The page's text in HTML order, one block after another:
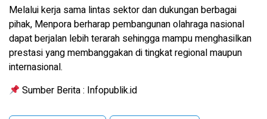
Melalui kerja sama lintas sektor dan dukungan berbagai
pihak, Menpora berharap pembangunan olahraga nasional
dapat berjalan lebih terarah sehingga mampu menghasilkan
prestasi yang membanggakan di tingkat regional maupun
internasional.
Sumber Berita : Infopublik.id